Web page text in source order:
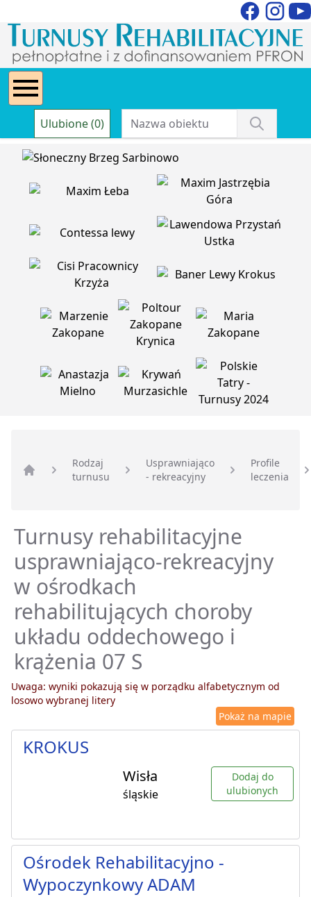
Ulubione (0)
Strona główna
Rodzaj
turnusu
Usprawniająco
- rekreacyjny
Profile
leczenia
Turnusy rehabilitacyjne
usprawniająco-rekreacyjny
w ośrodkach
rehabilitujących choroby
układu oddechowego i
krążenia 07 S
Uwaga: wyniki pokazują się w porządku alfabetycznym od
losowo wybranej litery
Pokaż na mapie
KROKUS
Wisła
śląskie
Dodaj do
ulubionych
Ośrodek Rehabilitacyjno -
Wypoczynkowy ADAM